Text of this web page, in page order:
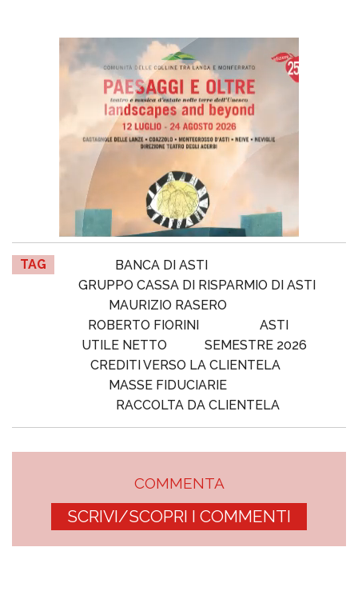
TAG
BANCA DI ASTI
GRUPPO CASSA DI RISPARMIO DI ASTI
MAURIZIO RASERO
ROBERTO FIORINI
ASTI
UTILE NETTO
SEMESTRE 2026
CREDITI VERSO LA CLIENTELA
MASSE FIDUCIARIE
RACCOLTA DA CLIENTELA
COMMENTA
SCRIVI/SCOPRI I COMMENTI